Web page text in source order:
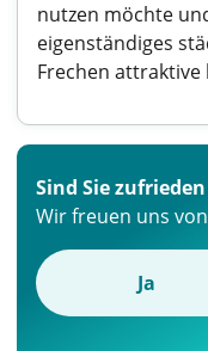
nutzen möchte
eigenständiges
Frechen
Sind Sie
Wir freuen uns
Ja